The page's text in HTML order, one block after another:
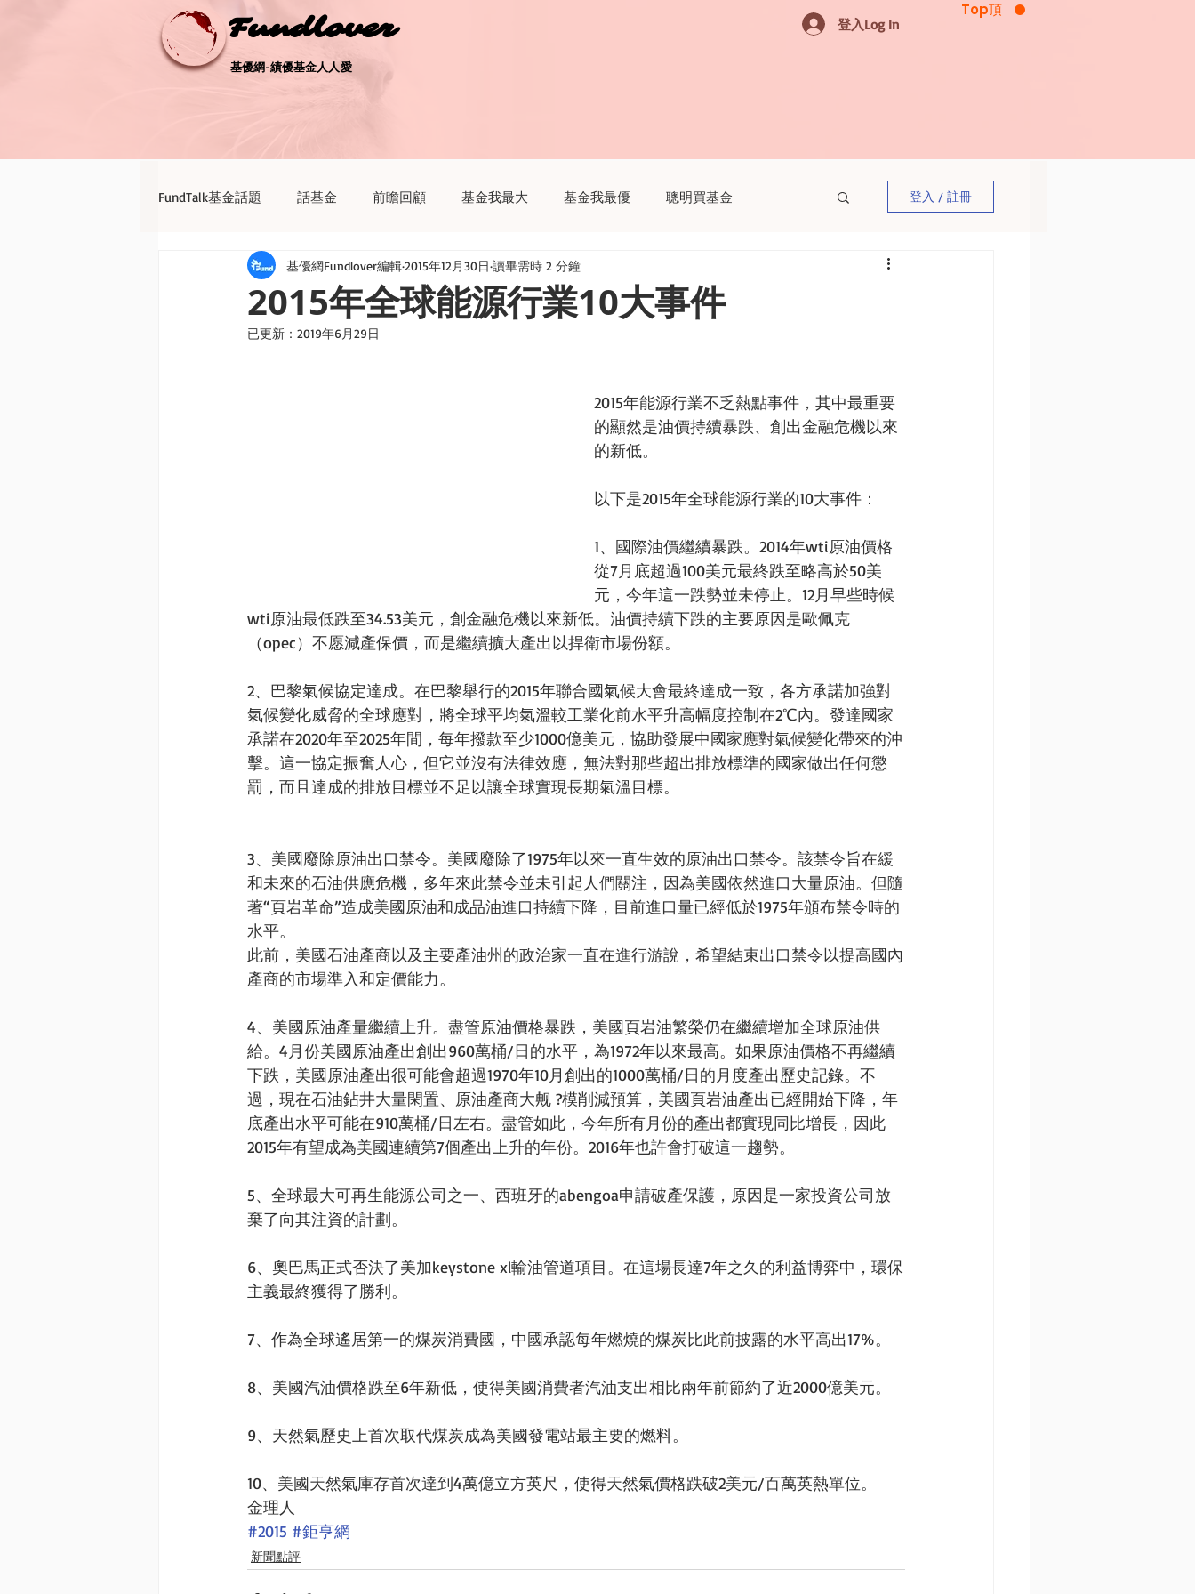
Fundlover
Fundlover
基優網-績優基金人人愛
基優網-績優基金人人愛
登入Log In
Top頂
FundTalk基金話題 話基金 前瞻回顧 基金我最大 基金我最優 聰明買基金
新聞點評 退休趣 聽基金 生活我最大
登入 / 註冊
2015年全球能源行業10大事件
基優網Fundlover編輯2015年12月30日 讀畢需時 2 分鐘
已更新： 2019年6月29日
2015年能源行業不乏熱點事件，其中最重要
的顯然是油價持續暴跌、創出金融危機以來
的新低。
以下是2015年全球能源行業的10大事件：
1、國際油價繼續暴跌。2014年wti原油價格
從7月底超過100美元最終跌至略高於50美
元，今年這一跌勢並未停止。12月早些時候
wti原油最低跌至34.53美元，創金融危機以來新低。油價持續下跌的主要原因是歐佩克
（opec）不愿減產保價，而是繼續擴大產出以捍衛市場份額。
2、巴黎氣候協定達成。在巴黎舉行的2015年聯合國氣候大會最終達成一致，各方承諾加強對
氣候變化威脅的全球應對，將全球平均氣溫較工業化前水平升高幅度控制在2℃內。發達國家
承諾在2020年至2025年間，每年撥款至少1000億美元，協助發展中國家應對氣候變化帶來的沖
擊。這一協定振奮人心，但它並沒有法律效應，無法對那些超出排放標準的國家做出任何懲
罰，而且達成的排放目標並不足以讓全球實現長期氣溫目標。
3、美國廢除原油出口禁令。美國廢除了1975年以來一直生效的原油出口禁令。該禁令旨在緩
和未來的石油供應危機，多年來此禁令並未引起人們關注，因為美國依然進口大量原油。但隨
著“頁岩革命”造成美國原油和成品油進口持續下降，目前進口量已經低於1975年頒布禁令時的
水平。
此前，美國石油產商以及主要產油州的政治家一直在進行游說，希望結束出口禁令以提高國內
產商的市場準入和定價能力。
4、美國原油產量繼續上升。盡管原油價格暴跌，美國頁岩油繁榮仍在繼續增加全球原油供
給。4月份美國原油產出創出960萬桶/日的水平，為1972年以來最高。如果原油價格不再繼續
下跌，美國原油產出很可能會超過1970年10月創出的1000萬桶/日的月度產出歷史記錄。不
過，現在石油鉆井大量閑置、原油產商大觍 ?模削減預算，美國頁岩油產出已經開始下降，年
底產出水平可能在910萬桶/日左右。盡管如此，今年所有月份的產出都實現同比增長，因此
2015年有望成為美國連續第7個產出上升的年份。2016年也許會打破這一趨勢。
5、全球最大可再生能源公司之一、西班牙的abengoa申請破產保護，原因是一家投資公司放
棄了向其注資的計劃。
6、奧巴馬正式否決了美加keystone xl輸油管道項目。在這場長達7年之久的利益博弈中，環保
主義最終獲得了勝利。
7、作為全球遙居第一的煤炭消費國，中國承認每年燃燒的煤炭比此前披露的水平高出17%。
8、美國汽油價格跌至6年新低，使得美國消費者汽油支出相比兩年前節約了近2000億美元。
9、天然氣歷史上首次取代煤炭成為美國發電站最主要的燃料。
10、美國天然氣庫存首次達到4萬億立方英尺，使得天然氣價格跌破2美元/百萬英熱單位。
金理人
#2015 #鉅亨網
新聞點評